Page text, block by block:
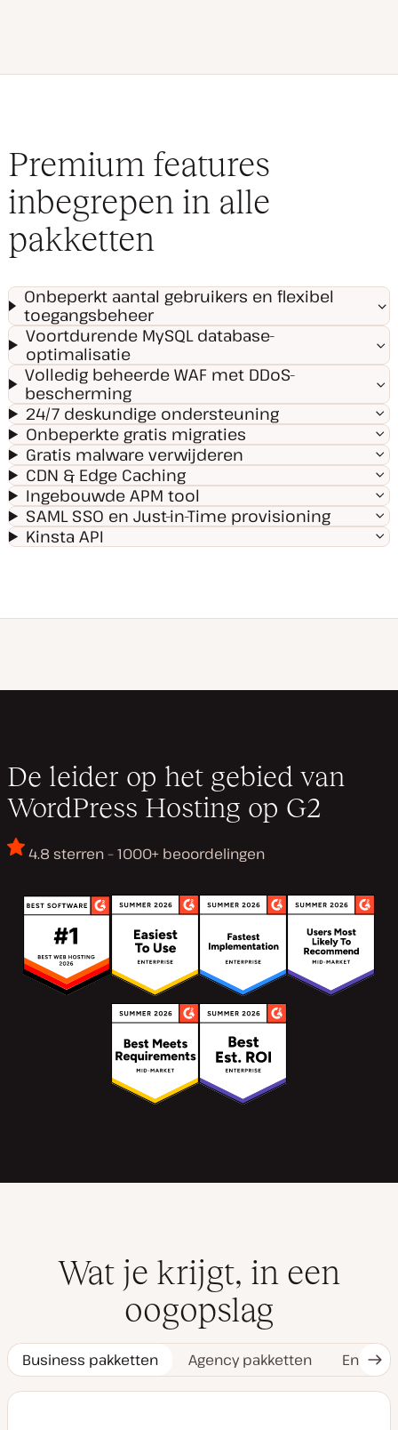
Premium features
inbegrepen in alle
pakketten
Onbeperkt aantal gebruikers en flexibel
toegangsbeheer
Voortdurende MySQL database-
optimalisatie
Volledig beheerde WAF met DDoS-
bescherming
24/7 deskundige ondersteuning
Onbeperkte gratis migraties
Gratis malware verwijderen
CDN & Edge Caching
Ingebouwde APM tool
SAML SSO en Just-in-Time provisioning
Kinsta API
De leider op het gebied van
WordPress Hosting op G2
4.8 sterren – 1000+ beoordelingen
Wat je krijgt, in een
oogopslag
Business pakketten Agency pakketten
tab